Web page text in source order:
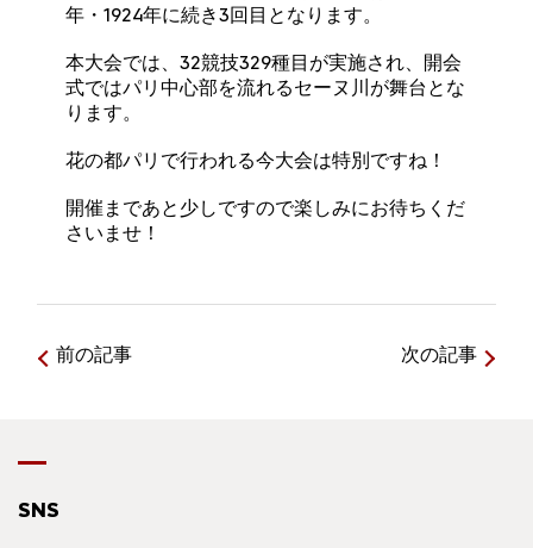
年・1924年に続き3回目となります。
本大会では、32競技329種目が実施され、開会
式ではパリ中心部を流れるセーヌ川が舞台とな
ります。
花の都パリで行われる今大会は特別ですね！
開催まであと少しですので楽しみにお待ちくだ
さいませ！
前の記事 次の記事
SNS